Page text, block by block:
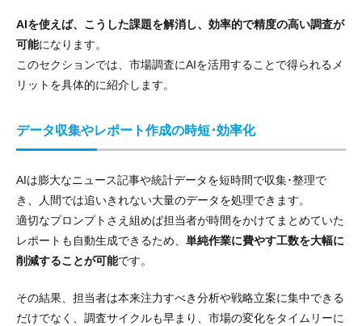
AIを使えば、こうした課題を解消し、効率的で精度の高い調査が
可能になります。
このセクションでは、市場調査にAIを活用することで得られるメ
リットを具体的に紹介します。
データ収集やレポート作成の時短･効率化
AIは膨大なニュース記事や統計データを短時間で収集･整理で
き、人間では追いきれない大量のデータを処理できます。
適切なプロンプトさえ組めば担当者が時間をかけてまとめていた
レポートも自動生成できるため、 単純作業に費やす工数を大幅に
削減することが可能です。
その結果、担当者は本来注力すべき分析や戦略立案に集中できる
だけでなく、調査サイクルも早まり、市場の変化をタイムリーに